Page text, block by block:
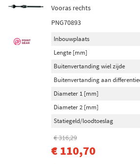
Vooras rechts
PNG70893
Inbouwplaats
Lengte [mm]
Buitenvertanding wiel zijde
Buitenvertanding aan
Diameter 1 [mm]
Diameter 2 [mm]
Statiegeld/loodtoeslag
€ 316,29
€ 110,70